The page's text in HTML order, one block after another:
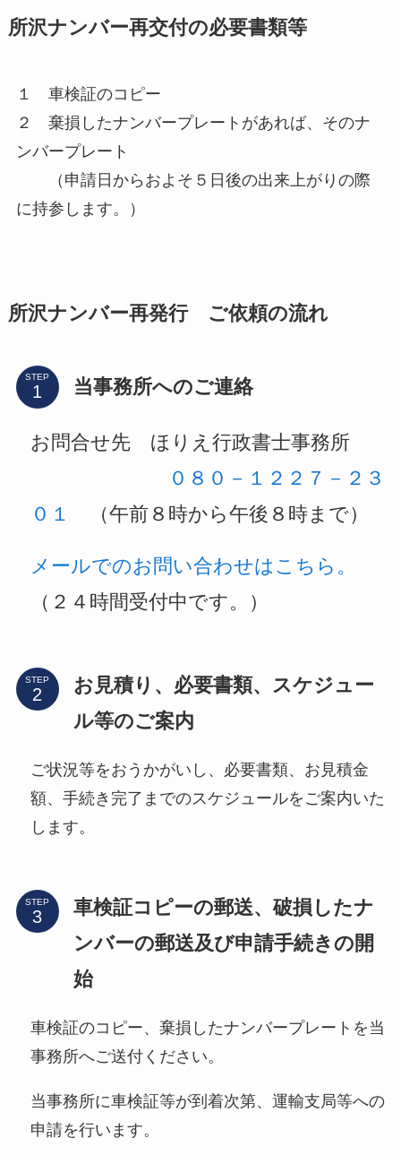
所沢ナンバー再交付の必要書類等
１ 車検証のコピー
２ 棄損したナンバープレートがあれば、そのナ
ンバープレート
（申請日からおよそ５日後の出来上がりの際
に持参します。）
所沢ナンバー再発行 ご依頼の流れ
STEP 当事務所へのご連絡
お問合せ先 ほりえ行政書士事務所
０８０－１２２７－２３
０１
（午前８時から午後８時まで）
メールでのお問い合わせはこちら。
（２４時間受付中です。）
STEP
お見積り、必要書類、スケジュー
ル等のご案内
ご状況等をおうかがいし、必要書類、お見積金
額、手続き完了までのスケジュールをご案内いた
します。
STEP
車検証コピーの郵送、破損したナ
ンバーの郵送及び申請手続きの開
始
車検証のコピー、棄損したナンバープレートを当
事務所へご送付ください。
当事務所に車検証等が到着次第、運輸支局等への
申請を行います。